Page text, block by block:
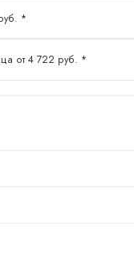
*
от 4 722 руб. *